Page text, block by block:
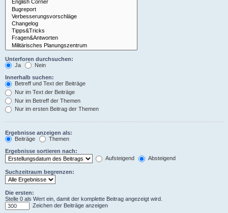
Unterforen durchsuchen:
Ja
Nein
Innerhalb suchen:
Betreff und Text der Beiträge
Nur im Text der Beiträge
Nur im Betreff der Themen
Nur im ersten Beitrag der Themen
Ergebnisse anzeigen als:
Beiträge
Themen
Ergebnisse sortieren nach:
Aufsteigend
Absteigend
Suchzeitraum begrenzen:
Die ersten:
Stelle 0 als Wert ein, damit der komplette Beitrag angezeigt wird.
Zeichen der Beiträge anzeigen